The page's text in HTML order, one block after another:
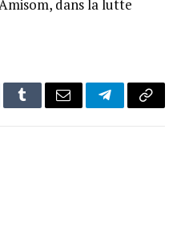
dans la lutte
TumblrEmail TelegramCopy